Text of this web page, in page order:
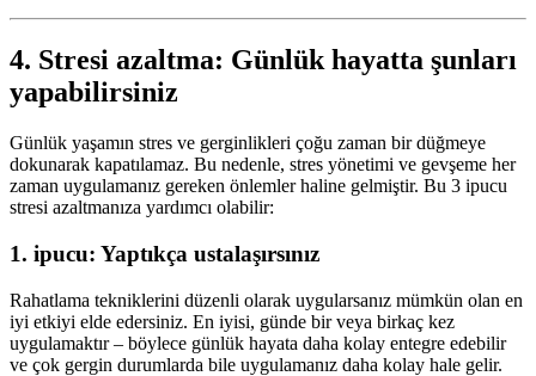
4. Stresi azaltma: Günlük hayatta şunları
yapabilirsiniz
Günlük yaşamın stres ve gerginlikleri çoğu zaman bir düğmeye
dokunarak kapatılamaz. Bu nedenle, stres yönetimi ve gevşeme her
zaman uygulamanız gereken önlemler haline gelmiştir. Bu 3 ipucu
stresi azaltmanıza yardımcı olabilir:
1. ipucu: Yaptıkça ustalaşırsınız
Rahatlama tekniklerini düzenli olarak uygularsanız mümkün olan en
iyi etkiyi elde edersiniz. En iyisi, günde bir veya birkaç kez
uygulamaktır – böylece günlük hayata daha kolay entegre edebilir
ve çok gergin durumlarda bile uygulamanız daha kolay hale gelir.